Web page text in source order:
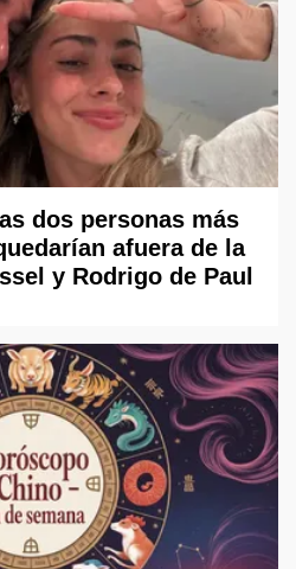
dos personas más
afuera de la
y Rodrigo de Paul